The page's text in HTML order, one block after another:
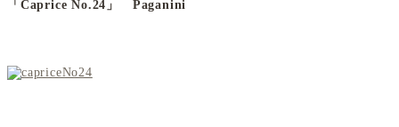
「Caprice No.24」 Paganini